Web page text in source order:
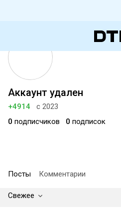
Аккаунт удален
+4914
с 2023
0 подписчиков 0 подписок
Посты Комментарии
Свежее